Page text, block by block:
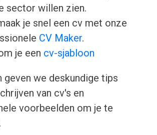
sector willen zien.
je snel een cv met onze
CV Maker.
je een cv-sjabloon
geven we deskundige tips
van cv's en
voorbeelden om je te